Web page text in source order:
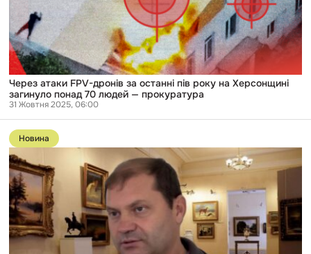
року
Херсонщині
загинуло
понад
людей
— прокуратура
Через атаки FPV-дронів за останні пів року на Херсонщині
загинуло понад 70 людей — прокуратура
31 Жовтня 2025, 06:00
Перейти
до
публікації
Вчителю
музики
розслідування
«Слідства.Інфо»,
який
допоміг
росіянам
викрасти
Новина